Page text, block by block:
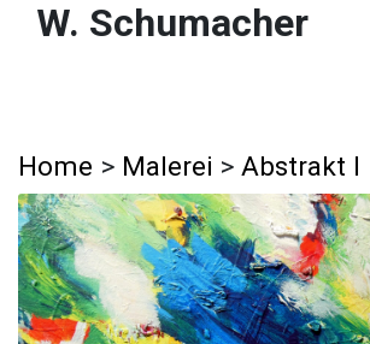
W. Schumacher
Home > Malerei > Abstrakt I